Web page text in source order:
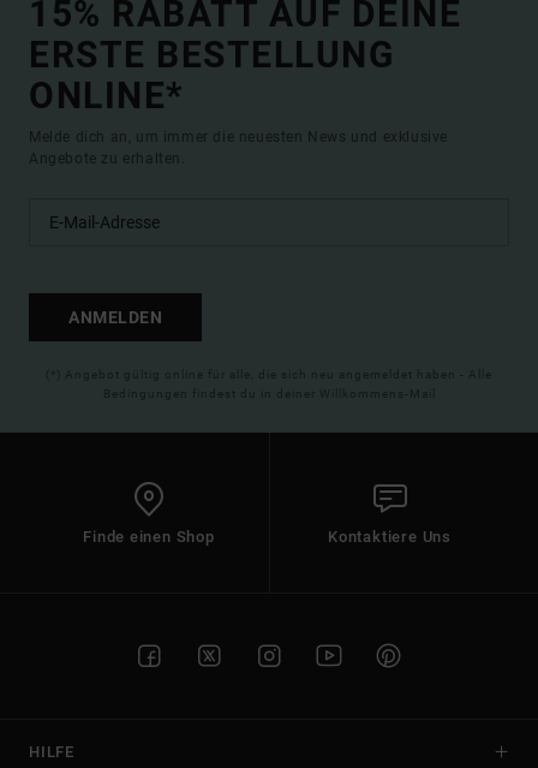
15% RABATT AUF DEINE
ERSTE BESTELLUNG
ONLINE*
Melde dich an, um immer die neuesten News und exklusive
Angebote zu erhalten.
ANMELDEN
(*) Angebot gültig online für alle, die sich neu angemeldet haben - Alle
Bedingungen findest du in deiner Willkommens-Mail
Finde einen Shop Kontaktiere Uns
HILFE